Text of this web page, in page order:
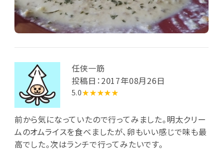
任侠一筋
投稿日：2017年08月26日
5.0★★★★★
前から気になっていたので行ってみました。明太クリー
ムのオムライスを食べましたが、卵もいい感じで味も最
高でした。次はランチで行ってみたいです。